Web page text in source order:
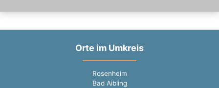
Orte im Umkreis
Rosenheim
Bad Aibling